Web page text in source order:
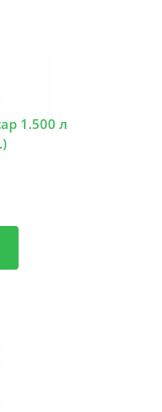
1.500 л